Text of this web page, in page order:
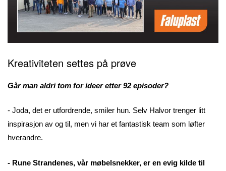
Kreativiteten settes på prøve
Går man aldri tom for ideer etter 92 episoder?
- Joda, det er utfordrende, smiler hun. Selv Halvor trenger litt
inspirasjon av og til, men vi har et fantastisk team som løfter
hverandre.
- Rune Strandenes, vår møbelsnekker, er en evig kilde til